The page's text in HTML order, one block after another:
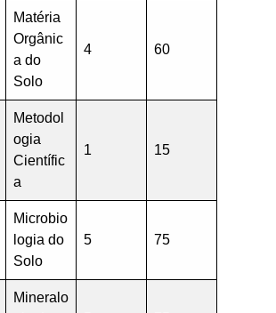
Matéria
Orgânic
a do
Solo
4 60
Metodol
ogia
Científic
a
1 15
Microbio
logia do
Solo
5 75
Mineralo